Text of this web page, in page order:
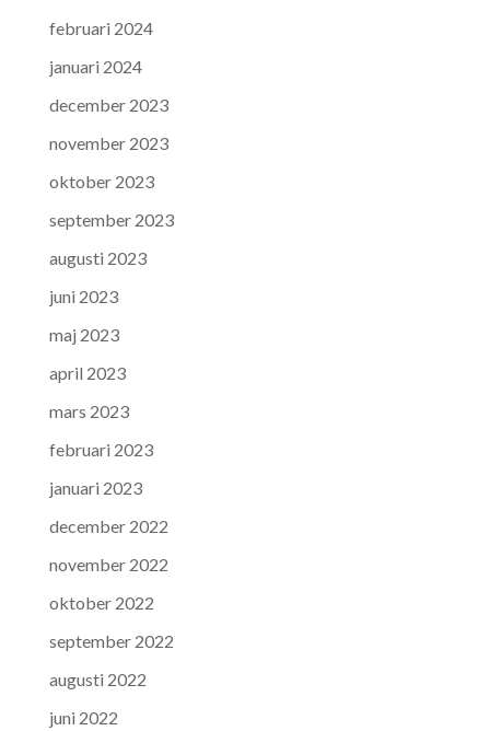
februari 2024
januari 2024
december 2023
november 2023
oktober 2023
september 2023
augusti 2023
juni 2023
maj 2023
april 2023
mars 2023
februari 2023
januari 2023
december 2022
november 2022
oktober 2022
september 2022
augusti 2022
juni 2022